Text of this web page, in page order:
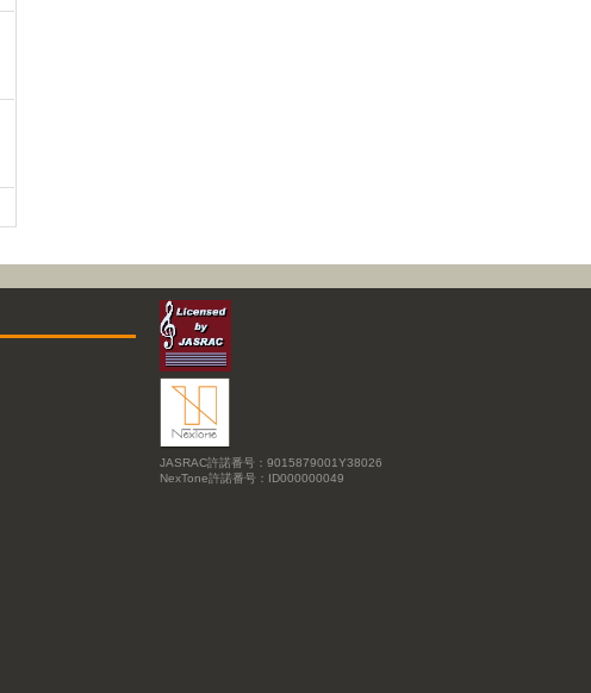
JASRAC許諾番号：9015879001Y38026
NexTone許諾番号：ID000000049